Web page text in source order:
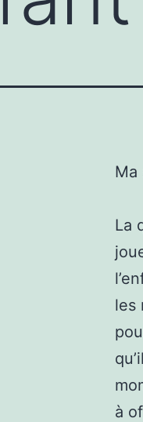
Ma
La
les
à